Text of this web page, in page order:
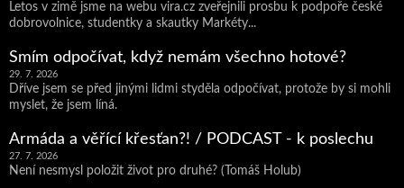
Letos v zimě jsme na webu vira.cz zveřejnili prosbu k podpoře české
dobrovolnice, studentky a skautky Markéty...
Smím odpočívat, když nemám všechno hotové?
29. 7. 2026
Dříve jsem se před jinými lidmi styděla odpočívat, protože by si mohli
myslet, že jsem líná.
Armáda a věřící křesťan?! / PODCAST - k poslechu
27. 7. 2026
Není nesmysl položit život pro druhé? (Tomáš Holub)